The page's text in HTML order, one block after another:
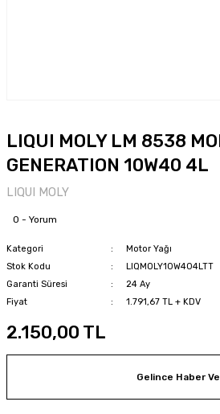
LIQUI MOLY LM 8538
GENERATION 10W40 4L
LIQUI MOLY
0 - Yorum
Kategori
Motor Yağı
Stok Kodu
LIQMOLY10W404LTT
Garanti Süresi
24 Ay
Fiyat
1.791,67 TL + KDV
2.150,00 TL
Gelince Haber